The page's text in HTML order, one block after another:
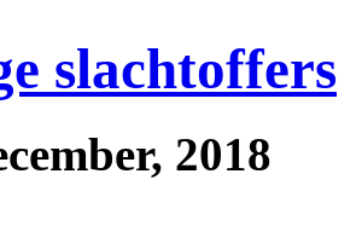
slachtoffers
2018